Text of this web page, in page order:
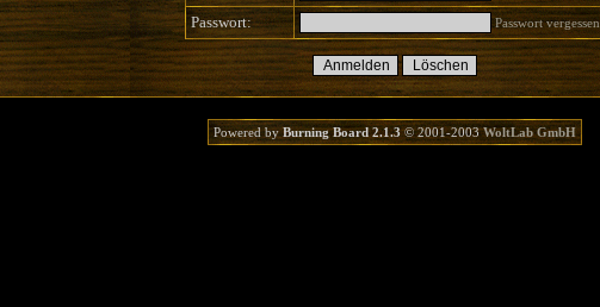
Passwort: Passwort vergessen
Powered byBurning Board 2.1.3© 2001-2003WoltLab GmbH